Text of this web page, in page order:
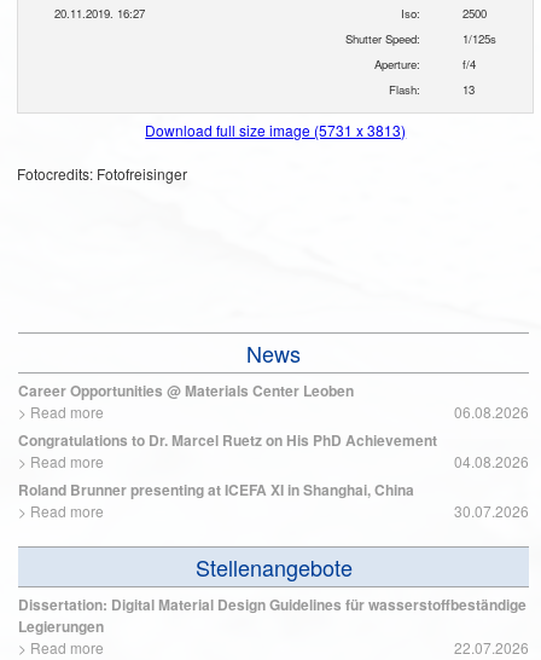
20.11.2019. 16:27
Iso:
2500
Shutter Speed:
1/125s
Aperture:
f/4
Flash:
13
Download full size image (5731 x 3813)
Fotocredits: Fotofreisinger
News
Career Opportunities @ Materials Center Leoben
> Read more 06.08.2026
Congratulations to Dr. Marcel Ruetz on His PhD Achievement
> Read more 04.08.2026
Roland Brunner presenting at ICEFA XI in Shanghai, China
> Read more 30.07.2026
Stellenangebote
Dissertation: Digital Material Design Guidelines für wasserstoffbeständige
Legierungen
> Read more 22.07.2026